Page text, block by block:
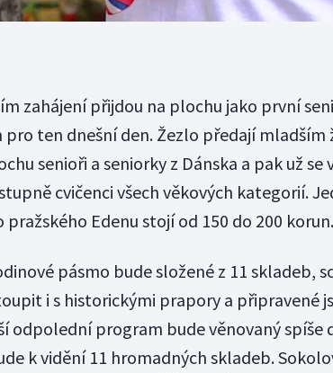
zahájení přijdou na plochu jako první
pro ten dnešní den. Žezlo předají mladším
senioři a seniorky z Dánska a pak už se
cvičenci všech věkových kategorií.
Edenu stojí od 150 do 200 korun.
pásmo bude složené z 11 skladeb,
i s historickými prapory a připravené
odpolední program bude věnovaný spíše
k vidění 11 hromadných skladeb.